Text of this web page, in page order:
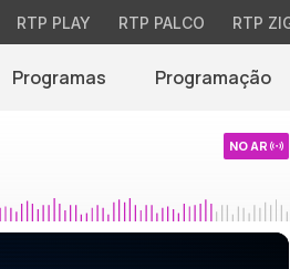
RTP PLAY RTP PALCO RTP
Programas Programação
NO AR